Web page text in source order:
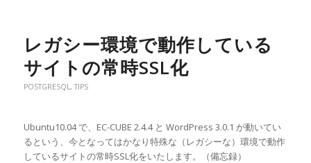
レガシー環境で動作している
サイトの常時SSL化
POSTGRESQL, TIPS
Ubuntu10.04 で、EC-CUBE 2.4.4 と WordPress 3.0.1 が動いてい
るという、今となってはかなり特殊な（レガシーな）環境で動作
しているサイトの常時SSL化をいたします。（備忘録）